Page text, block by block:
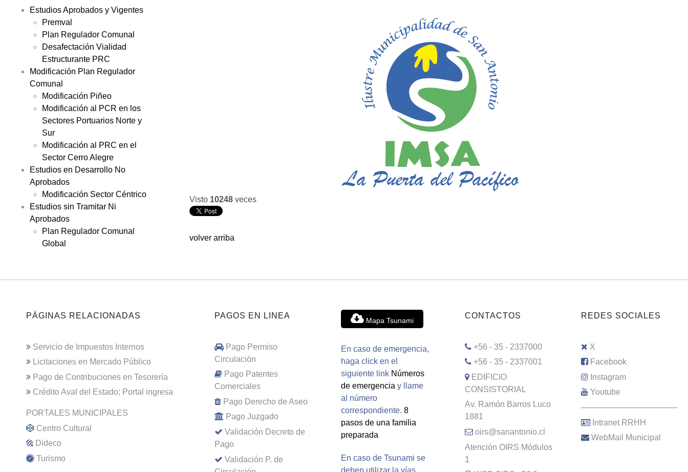
Estudios Aprobados y Vigentes
Premval
Plan Regulador Comunal
Desafectación Vialidad
Estructurante PRC
Modificación Plan Regulador
Comunal
Modificación Piñeo
Modificación al PCR en los
Sectores Portuarios Norte y
Sur
Modificación al PRC en el
Sector Cerro Alegre
Estudios en Desarrollo No
Aprobados
Modificación Sector Céntrico
Estudios sin Tramitar Ni
Aprobados
Plan Regulador Comunal
Global
Visto 10248 veces
volver arriba
PÁGINAS RELACIONADAS
Servicio de Impuestos Internos
Licitaciones en Mercado Público
Pago de Contribuciones en Tesorería
Crédito Aval del Estado; Portal ingresa
PORTALES MUNICIPALES
Centro Cultural
Dideco
Turismo
PAGOS EN LINEA
Pago Permiso
Circulación
Pago Patentes
Comerciales
Pago Derecho de Aseo
Pago Juzgado
Validación Decreto de
Pago
Validación P. de
Mapa Tsunami
En caso de emergencia,
haga click en el
siguiente link Números
de emergencia y llame
al número
correspondiente. 8
pasos de una familia
preparada
En caso de Tsunami se
deben utilizar la vías
CONTACTOS
+56 - 35 - 2337000
+56 - 35 - 2337001
EDIFICIO
CONSISTORIAL
Av. Ramón Barros Luco
1881
oirs@sanantonio.cl
Atención OIRS Módulos
1
REDES SOCIALES
X
Facebook
Instagram
Youtube
–––––––––––––––––––––
Intranet RRHH
WebMail Municipal